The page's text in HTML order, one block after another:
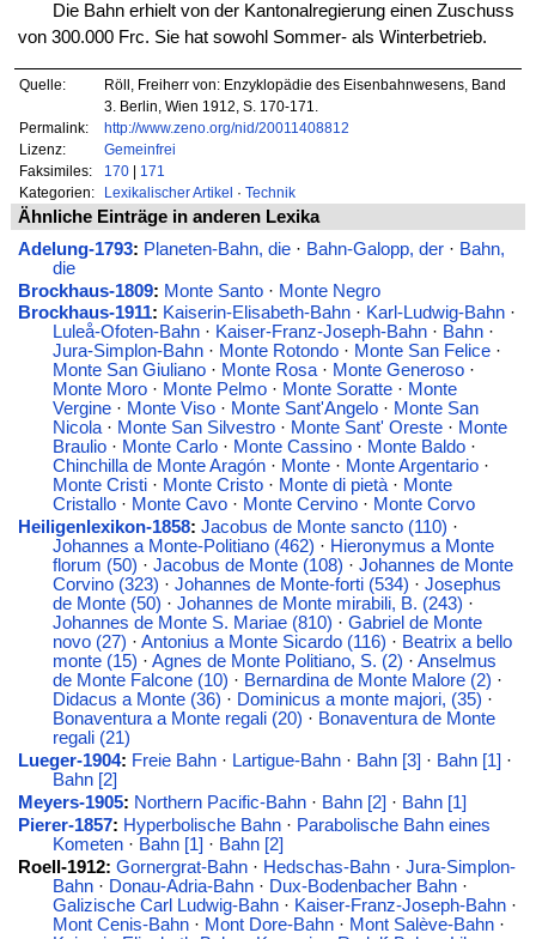
Die Bahn erhielt von der Kantonalregierung einen Zuschuss
von 300.000 Frc. Sie hat sowohl Sommer- als Winterbetrieb.
Quelle:
Röll, Freiherr von: Enzyklopädie des Eisenbahnwesens, Band
3. Berlin, Wien 1912, S. 170-171.
Permalink:
http://www.zeno.org/nid/20011408812
Lizenz:
Gemeinfrei
Faksimiles:
170| 171
Kategorien:
Lexikalischer Artikel · Technik
Ähnliche Einträge in anderen Lexika
Adelung-1793: Planeten-Bahn, die· Bahn-Galopp, der· Bahn,
die
Brockhaus-1809: Monte Santo· Monte Negro
Brockhaus-1911: Kaiserin-Elisabeth-Bahn· Karl-Ludwig-Bahn·
Luleå-Ofoten-Bahn· Kaiser-Franz-Joseph-Bahn· Bahn·
Jura-Simplon-Bahn· Monte Rotondo· Monte San Felice·
Monte San Giuliano· Monte Rosa· Monte Generoso·
Monte Moro· Monte Pelmo· Monte Soratte· Monte
Vergine· Monte Viso· Monte Sant'Angelo· Monte San
Nicola· Monte San Silvestro· Monte Sant' Oreste· Monte
Braulio· Monte Carlo· Monte Cassino· Monte Baldo·
Chinchilla de Monte Aragón· Monte· Monte Argentario·
Monte Cristi· Monte Cristo· Monte di pietà· Monte
Cristallo· Monte Cavo· Monte Cervino· Monte Corvo
Heiligenlexikon-1858: Jacobus de Monte sancto (110) ·
Johannes a Monte-Politiano (462) · Hieronymus a Monte
florum (50) · Jacobus de Monte (108) · Johannes de Monte
Corvino (323) · Johannes de Monte-forti (534) · Josephus
de Monte (50) · Johannes de Monte mirabili, B. (243) ·
Johannes de Monte S. Mariae (810) · Gabriel de Monte
novo (27) · Antonius a Monte Sicardo (116) · Beatrix a bello
monte (15) · Agnes de Monte Politiano, S. (2) · Anselmus
de Monte Falcone (10) · Bernardina de Monte Malore (2) ·
Didacus a Monte (36) · Dominicus a monte majori, (35) ·
Bonaventura a Monte regali (20) · Bonaventura de Monte
regali (21)
Lueger-1904: Freie Bahn· Lartigue-Bahn· Bahn [3] · Bahn [1] ·
Bahn [2]
Meyers-1905: Northern Pacific-Bahn· Bahn [2] · Bahn [1]
Pierer-1857: Hyperbolische Bahn· Parabolische Bahn eines
Kometen· Bahn [1] · Bahn [2]
Roell-1912: Gornergrat-Bahn· Hedschas-Bahn· Jura-Simplon-
Bahn· Donau-Adria-Bahn· Dux-Bodenbacher Bahn·
Galizische Carl Ludwig-Bahn· Kaiser-Franz-Joseph-Bahn·
Mont Cenis-Bahn· Mont Dore-Bahn· Mont Salève-Bahn·